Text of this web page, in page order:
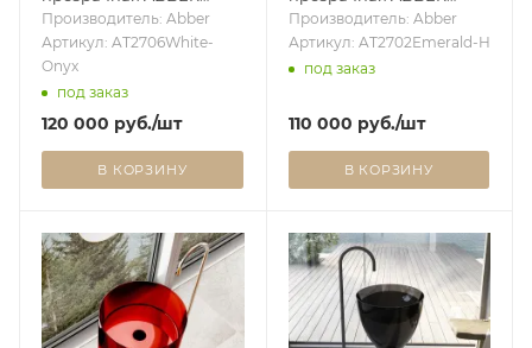
Kristall AT2706White-
Onyx белый/черный
Производитель: Abber
Артикул: AT2706White-
Onyx
под заказ
120 000 руб./шт
В КОРЗИНУ
Kristall AT2702Emerald-H
зеленая
Производитель: Abber
Артикул: AT2702Emerald-H
под заказ
110 000 руб./шт
В КОРЗИНУ